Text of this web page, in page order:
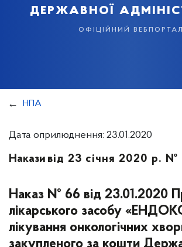
державної
офіційний вебпортал
НПА
Дата оприлюднення: 23.01.2020
Накази від 23 січня 2020 р. №
Наказ № 66 від 23.01.2020
лікарського засобу
лікування онкологічних
закупленого за кошти